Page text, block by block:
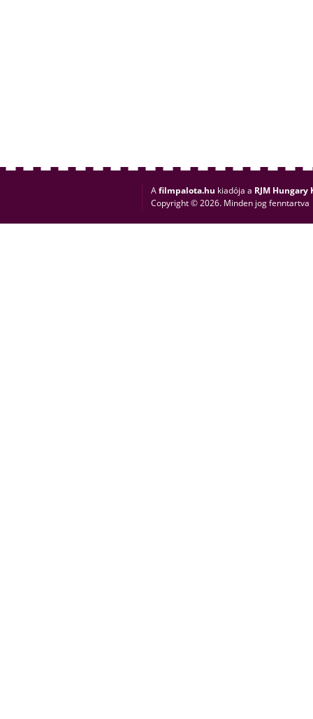
Afilmpalota.hu kiadója a RJM Hungary
Copyright © 2026. Minden jog fenntartva